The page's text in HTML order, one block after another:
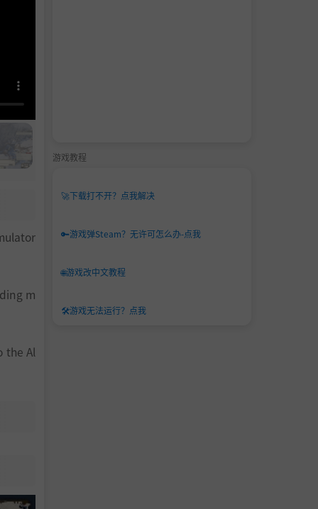
m
the Al
游戏教程
🚀下载打不开？点我解决
🔑游戏弹Steam？无许可怎么办-点我
🌐游戏改中文教程
🛠️游戏无法运行？点我